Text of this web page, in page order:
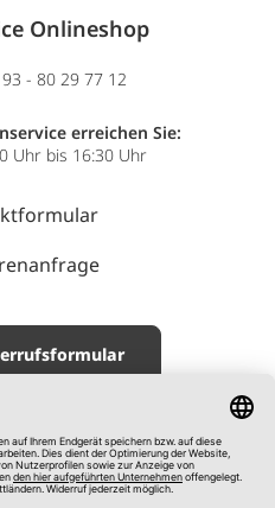
Onlineshop
- 80 29 77 12
erreichen Sie:
Uhr bis 16:30 Uhr